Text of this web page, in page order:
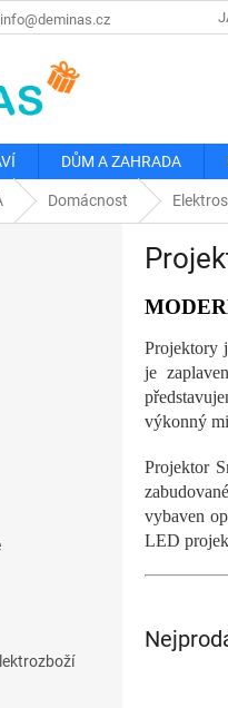
info@deminas.cz
DŮM A ZAHRADA
Domácnost
Projektory
je
výkonný
Projektor
vybaven
LED